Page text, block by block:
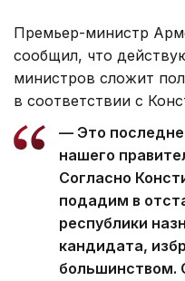
Премьер-министр
сообщил, что
министров сложит
в соответствии с
— Это
нашего
Согласно
подадим в
республики
кандидата,
большинством.